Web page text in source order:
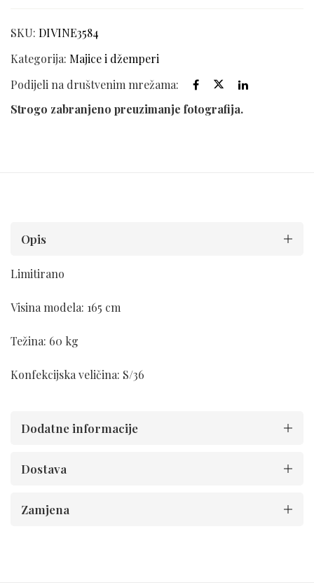
SKU: DIVINE3584
Kategorija: Majice i džemperi
Podijeli na društvenim mrežama:
Strogo zabranjeno preuzimanje fotografija.
Opis
Limitirano
Visina modela: 165 cm
Težina: 60 kg
Konfekcijska veličina: S/36
Dodatne informacije
Dostava
Zamjena